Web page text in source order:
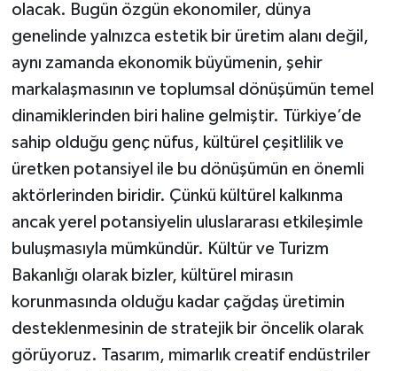
olacak. Bugün özgün ekonomiler, dünya
genelinde yalnızca estetik bir üretim alanı değil,
aynı zamanda ekonomik büyümenin, şehir
markalaşmasının ve toplumsal dönüşümün temel
dinamiklerinden biri haline gelmiştir. Türkiye’de
sahip olduğu genç nüfus, kültürel çeşitlilik ve
üretken potansiyel ile bu dönüşümün en önemli
aktörlerinden biridir. Çünkü kültürel kalkınma
ancak yerel potansiyelin uluslararası etkileşimle
buluşmasıyla mümkündür. Kültür ve Turizm
Bakanlığı olarak bizler, kültürel mirasın
korunmasında olduğu kadar çağdaş üretimin
desteklenmesinin de stratejik bir öncelik olarak
görüyoruz. Tasarım, mimarlık creatif endüstriler